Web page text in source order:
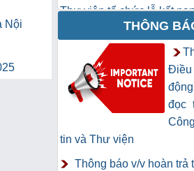
Nội
Thư viện tổ chức lễ kết
Khai mạc Khóa học
cho chuyên gia thông tin
THÔNG
đọc
tin và Thư viện
Thông báo v/v hoàn trả